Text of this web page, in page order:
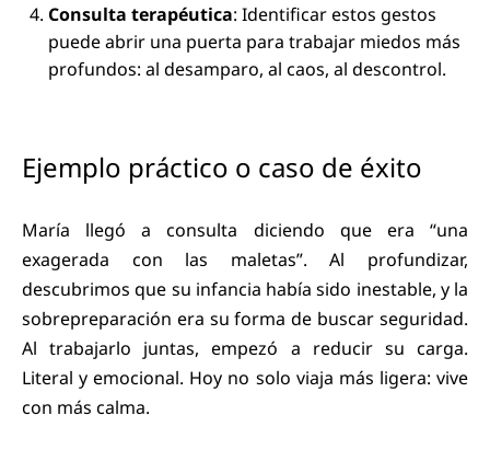
Consulta terapéutica: Identificar estos gestos
puede abrir una puerta para trabajar miedos más
profundos: al desamparo, al caos, al descontrol.
Ejemplo práctico o caso de éxito
María llegó a consulta diciendo que era “una
exagerada con las maletas”. Al profundizar,
descubrimos que su infancia había sido inestable, y la
sobrepreparación era su forma de buscar seguridad.
Al trabajarlo juntas, empezó a reducir su carga.
Literal y emocional. Hoy no solo viaja más ligera: vive
con más calma.